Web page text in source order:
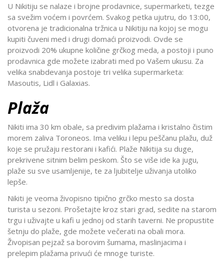
U Nikitiju se nalaze i brojne prodavnice, supermarketi, tezge
sa svežim voćem i povrćem. Svakog petka ujutru, do 13:00,
otvorena je tradicionalna tržnica u Nikitiju na kojoj se mogu
kupiti čuveni med i drugi domaći proizvodi. Ovde se
proizvodi 20% ukupne količine grčkog meda, a postoji i puno
prodavnica gde možete izabrati med po Vašem ukusu. Za
velika snabdevanja postoje tri velika supermarketa:
Masoutis, Lidl i Galaxias.
Plaža
Nikiti ima 30 km obale, sa predivim plažama i kristalno čistim
morem zaliva Toroneos. Ima veliku i lepu peščanu plažu, duž
koje se pružaju restorani i kafići. Plaže Nikitija su duge,
prekrivene sitnim belim peskom. Što se više ide ka jugu,
plaže su sve usamljenije, te za ljubitelje uživanja utoliko
lepše.
Nikiti je veoma živopisno tipično grčko mesto sa dosta
turista u sezoni. Prošetajte kroz stari grad, sedite na starom
trgu i uživajte u kafi u jednoj od starih taverni. Ne propustite
šetnju do plaže, gde možete večerati na obali mora.
Živopisan pejzaž sa borovim šumama, maslinjacima i
prelepim plažama privući će mnoge turiste.